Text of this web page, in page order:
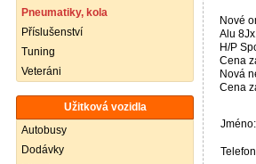
Pneumatiky, kola
Příslušenství
Tuning
Veteráni
Užitková vozidla
Autobusy
Dodávky
Nové
Alu
H/P
Cena
Nová
Cena
Jméno: